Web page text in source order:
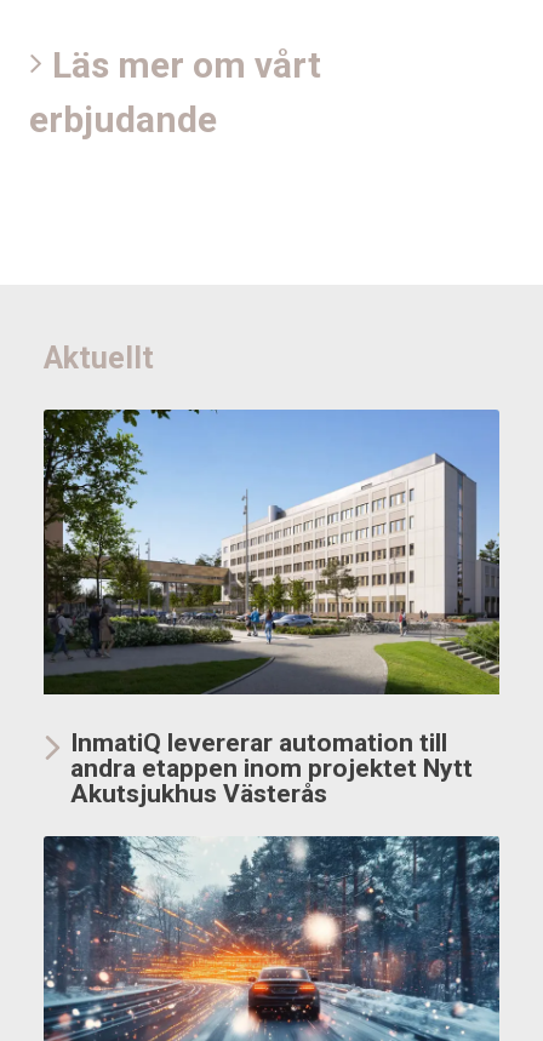
Läs mer om vårt
erbjudande
Aktuellt
InmatiQ levererar automation till
andra etappen inom projektet Nytt
Akutsjukhus Västerås